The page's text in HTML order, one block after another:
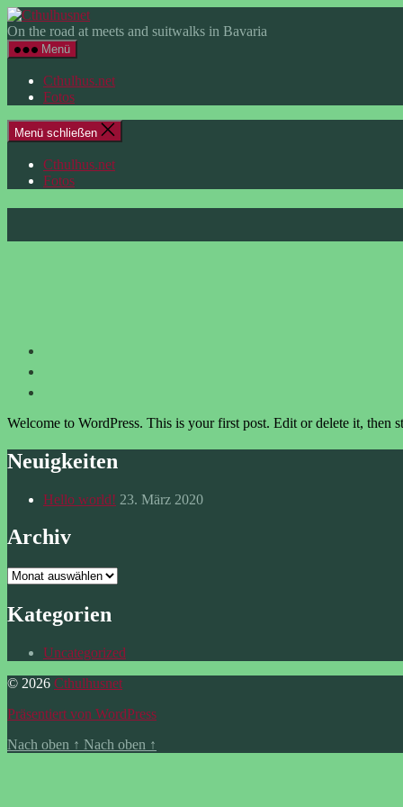
Zum
Inhalt
springen
Cthulhusnet
On the road at meets and suitwalks in Bavaria
Menü
Cthulhus.net
Fotos
Menü schließen
Cthulhus.net
Fotos
Welcome to WordPress. This is your first post. Edit or delete it, then
Neuigkeiten
Hello world! 23. März 2020
Archiv
Archiv
Kategorien
Uncategorized
© 2026 Cthulhusnet
Präsentiert von WordPress
Nach oben ↑ Nach oben ↑